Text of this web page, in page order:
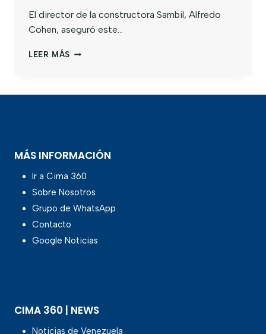
El director de la constructora Sambil, Alfredo
Cohen, aseguró este…
LEER MÁS
MÁS INFORMACIÓN
Ir a Cima 360
Sobre Nosotros
Grupo de WhatsApp
Contacto
Google Noticias
CIMA 360 | NEWS
Noticias de Venezuela